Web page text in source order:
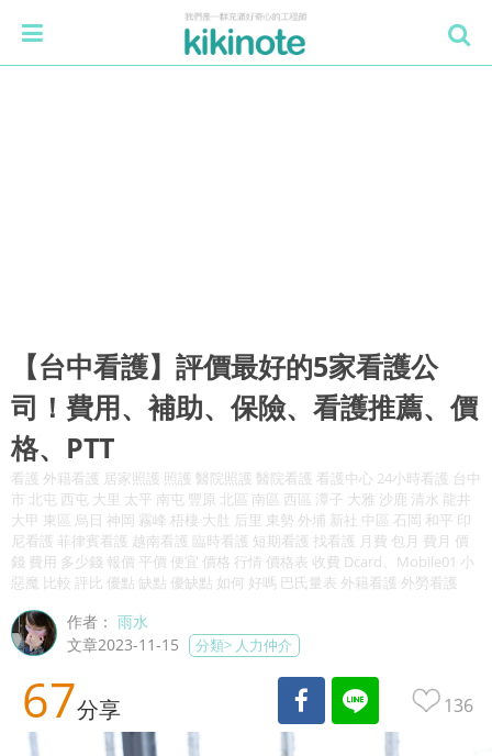
【台中看護】評價最好的5家看護公
司！費用、補助、保險、看護推薦、價
格、PTT
看護 外籍看護 居家照護 照護 醫院照護 醫院看護 看護中心 24小時看護 台中
市 北屯 西屯 大里 太平 南屯 豐原 北區 南區 西區 潭子 大雅 沙鹿 清水 龍井
大甲 東區 烏日 神岡 霧峰 梧棲 大肚 后里 東勢 外埔 新社 中區 石岡 和平 印
尼看護 菲律賓看護 越南看護 臨時看護 短期看護 找看護 月費 包月 費月 價
錢 費用 多少錢 報價 平價 便宜 價格 行情 價格表 收費 Dcard、Mobile01 小
惡魔 比較 評比 優點 缺點 優缺點 如何 好嗎 巴氏量表 外籍看護 外勞看護
作者：雨水
文章2023-11-15
分類> 人力仲介
67分享 136